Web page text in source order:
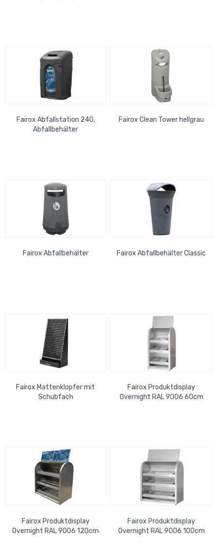
Fairox Abfallstation 240,
Abfallbehälter
Fairox Clean Tower hellgrau
Fairox Abfallbehälter Fairox Abfallbehälter Classic
Fairox Mattenklopfer mit
Schubfach
Fairox Produktdisplay
Overnight RAL 9006 60cm
Fairox Produktdisplay
Overnight RAL 9006 120cm
Fairox Produktdisplay
Overnight RAL 9006 100cm